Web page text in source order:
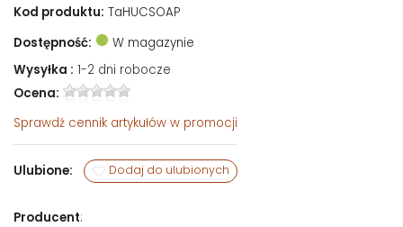
Kod produktu: TaHUCSOAP
Dostępność:
W magazynie
Wysyłka : 1-2 dni robocze
Ocena:
Sprawdź cennik artykułów w promocji
Ulubione: Dodaj do ulubionych
Producent: